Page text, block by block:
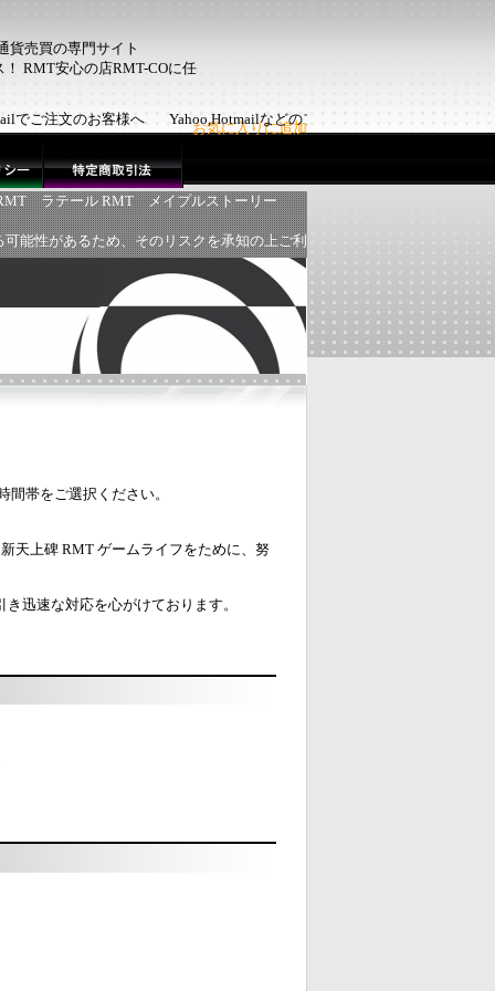
貨売買の専門サイト
RMT安心の店RMT-COに任
お気に入りに追加
でご注文のお客様へ Yahoo,Hotmailなどのフリーメールでご注文のお客様
ラテール RMT
メイプルストーリー
能性があるため、そのリスクを承知の上ご利
帯をご選択ください。
天上碑 RMT ゲームライフをために、努
迅速な対応を心がけております。